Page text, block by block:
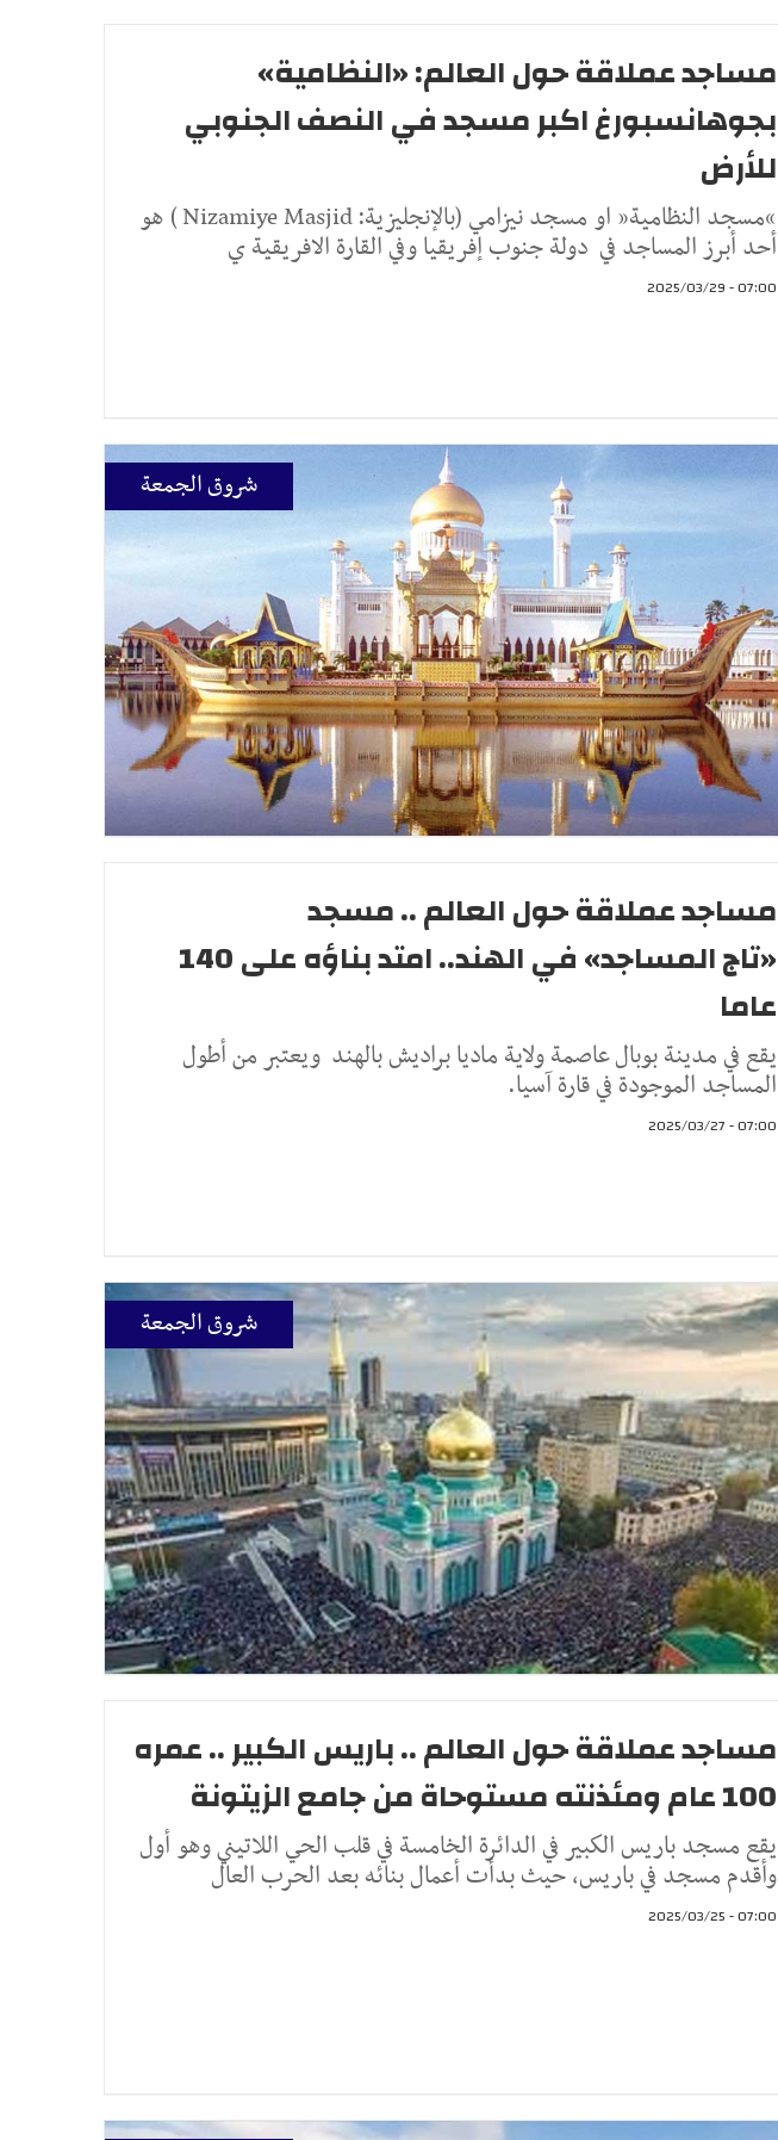
مساجد عملاقة حول العالم: «النظامية»
بجوهانسبورغ اكبر مسجد في النصف الجنوبي
للأرض
“مسجد النظامية” او مسجد نيزامي (بالإنجليزية: Nizamiye Masjid ) هو
أحد أبرز المساجد في دولة جنوب إفريقيا وفي القارة الافريقية ي
07:00 - 2025/03/29
شروق الجمعة
مساجد عملاقة حول العالم .. مسجد
«تاج المساجد» في الهند.. امتد بناؤه على 140
عاما
يقع في مدينة بوبال عاصمة ولاية ماديا براديش بالهند ويعتبر من أطول
المساجد الموجودة في قارة آسيا.
07:00 - 2025/03/27
شروق الجمعة
مساجد عملاقة حول العالم .. باريس الكبير .. عمره
100 عام ومئذنته مستوحاة من جامع الزيتونة
يقع مسجد باريس الكبير في الدائرة الخامسة في قلب الحي اللاتيني وهو أول
وأقدم مسجد في باريس، حيث بدأت أعمال بنائه بعد الحرب العال
07:00 - 2025/03/25